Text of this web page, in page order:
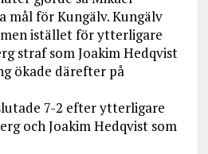
mål för Kungälv. Kungälv
istället för ytterligare
straf som Joakim Hedqvist
ökade därefter på
7-2 efter ytterligare
och Joakim Hedqvist som